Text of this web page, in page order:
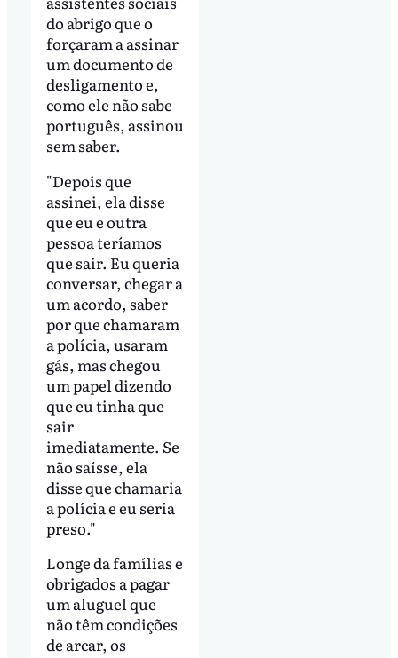
do abrigo que o
forçaram a assinar
um documento de
desligamento e,
como ele não sabe
português, assinou
sem saber.
"Depois que
assinei, ela disse
que eu e outra
pessoa teríamos
que sair. Eu queria
conversar, chegar a
um acordo, saber
por que chamaram
a polícia, usaram
gás, mas chegou
um papel dizendo
que eu tinha que
sair
imediatamente. Se
não saísse, ela
disse que chamaria
a polícia e eu seria
preso."
Longe da famílias e
obrigados a pagar
um aluguel que
não têm condições
de arcar, os